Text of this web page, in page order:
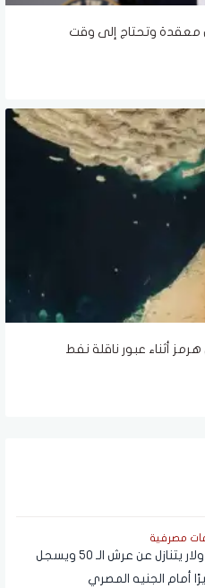
معقدة وتحتاج إلى وقت
أثناء عبور ناقلة نفط
مصرفية
عاجل.. الدولار يتنازل عن عرش الـ 50 ويسجل
أمام الجنيه المصري